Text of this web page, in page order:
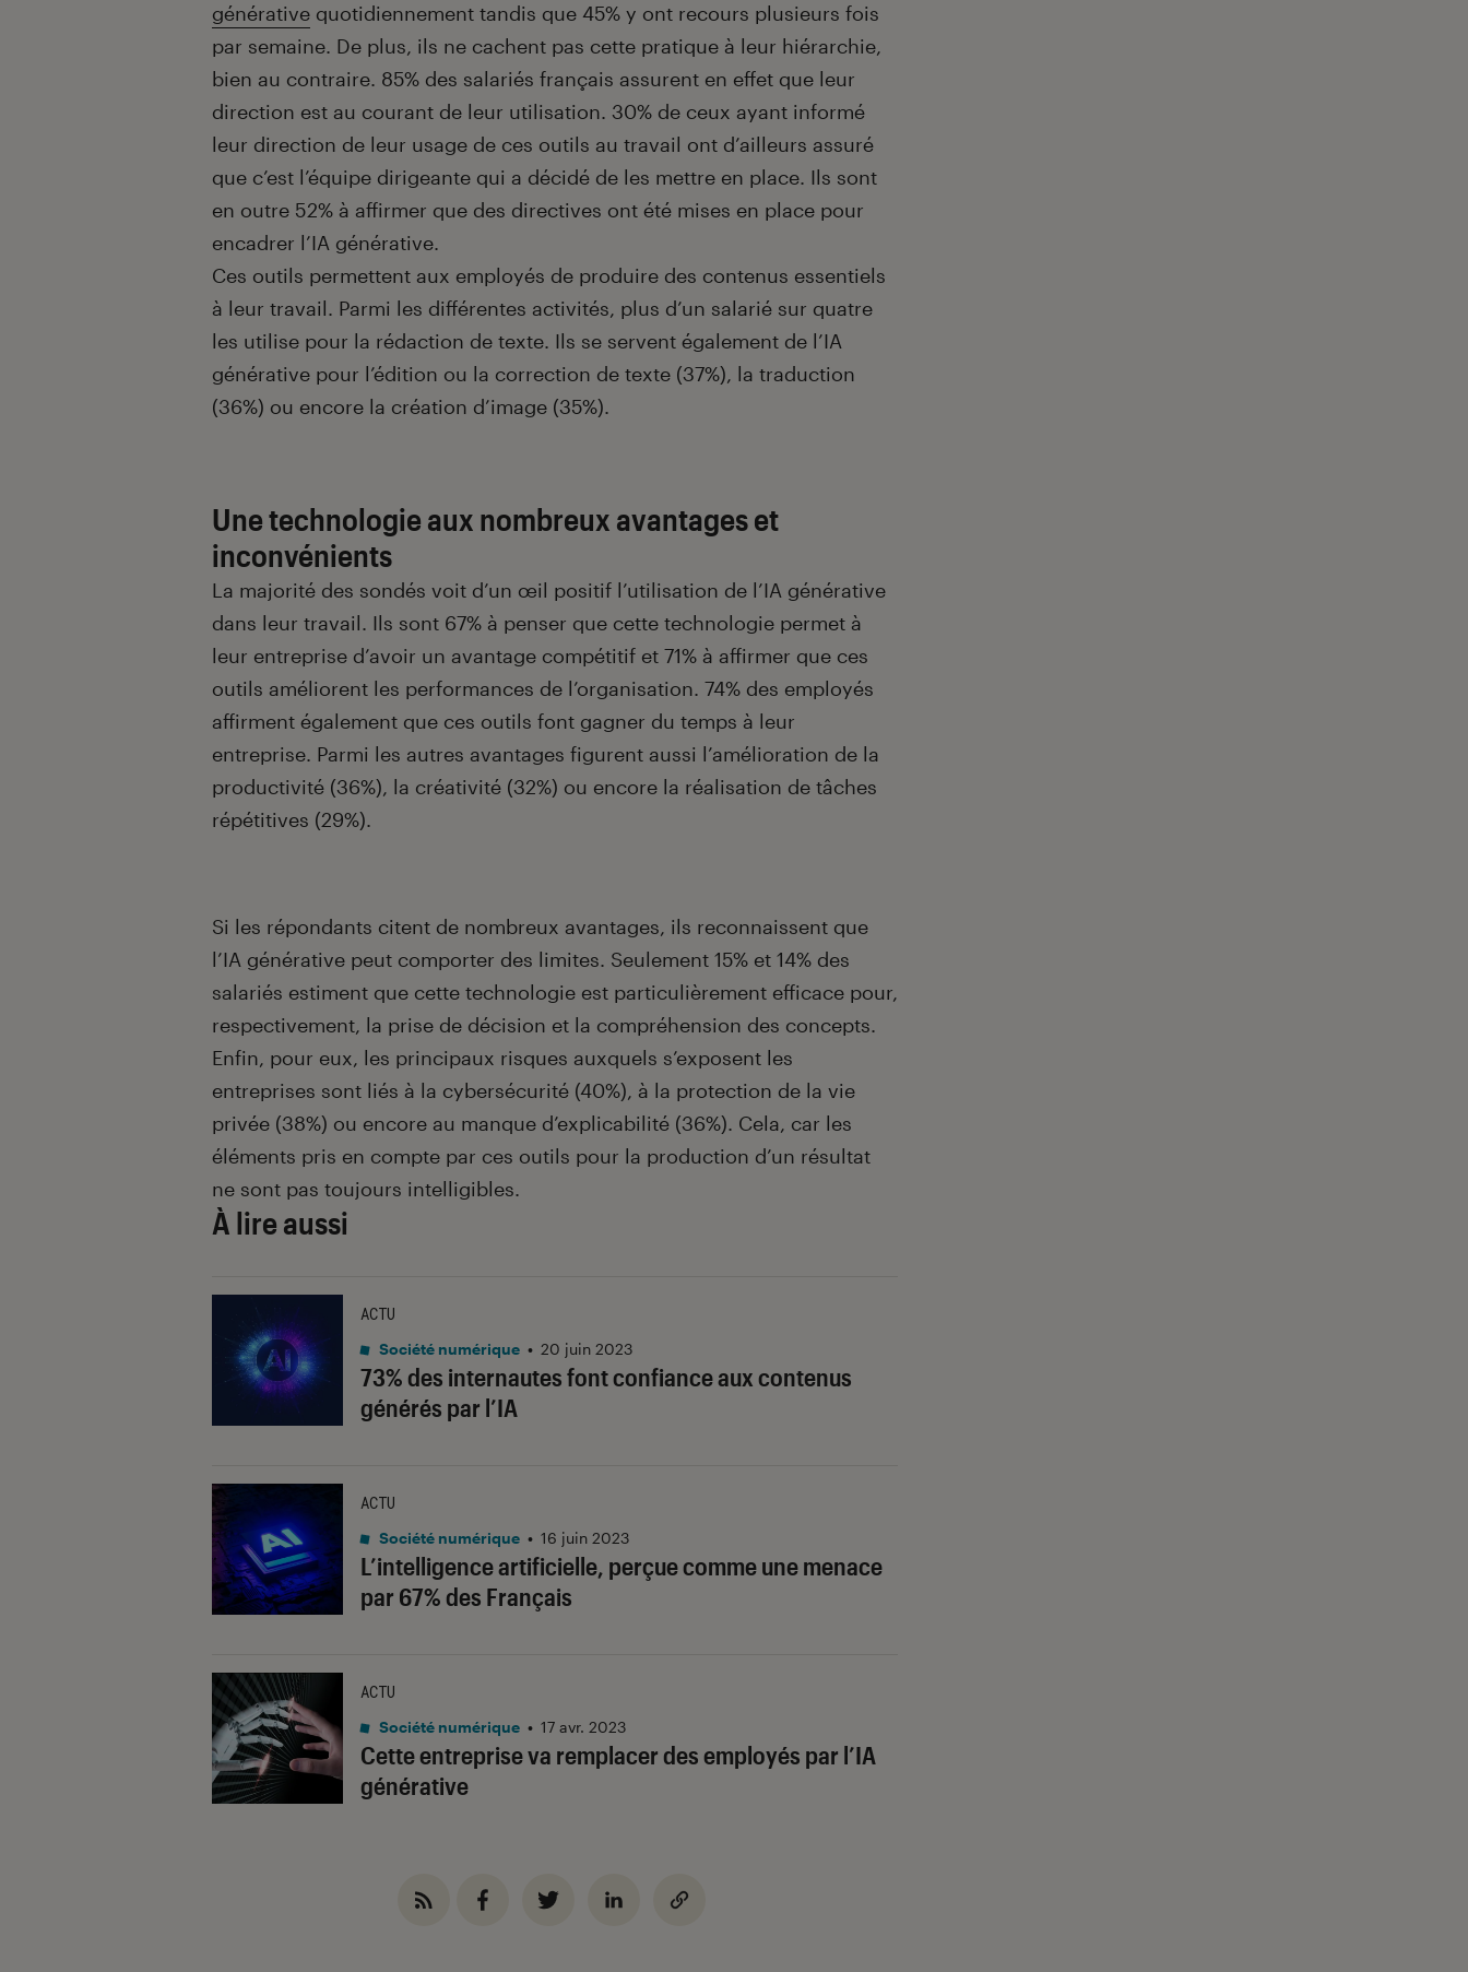
générative quotidiennement tandis que 45% y ont recours plusieurs fois
par semaine. De plus, ils ne cachent pas cette pratique à leur hiérarchie,
bien au contraire. 85% des salariés français assurent en effet que leur
direction est au courant de leur utilisation. 30% de ceux ayant informé
leur direction de leur usage de ces outils au travail ont d’ailleurs assuré
que c’est l’équipe dirigeante qui a décidé de les mettre en place. Ils sont
en outre 52% à affirmer que des directives ont été mises en place pour
encadrer l’IA générative.
Ces outils permettent aux employés de produire des contenus essentiels
à leur travail. Parmi les différentes activités, plus d’un salarié sur quatre
les utilise pour la rédaction de texte. Ils se servent également de l’IA
générative pour l’édition ou la correction de texte (37%), la traduction
(36%) ou encore la création d’image (35%).
Une technologie aux nombreux avantages et
inconvénients
La majorité des sondés voit d’un œil positif l’utilisation de l’IA générative
dans leur travail. Ils sont 67% à penser que cette technologie permet à
leur entreprise d’avoir un avantage compétitif et 71% à affirmer que ces
outils améliorent les performances de l’organisation. 74% des employés
affirment également que ces outils font gagner du temps à leur
entreprise. Parmi les autres avantages figurent aussi l’amélioration de la
productivité (36%), la créativité (32%) ou encore la réalisation de tâches
répétitives (29%).
Si les répondants citent de nombreux avantages, ils reconnaissent que
l’IA générative peut comporter des limites. Seulement 15% et 14% des
salariés estiment que cette technologie est particulièrement efficace pour,
respectivement, la prise de décision et la compréhension des concepts.
Enfin, pour eux, les principaux risques auxquels s’exposent les
entreprises sont liés à la cybersécurité (40%), à la protection de la vie
privée (38%) ou encore au manque d’explicabilité (36%). Cela, car les
éléments pris en compte par ces outils pour la production d’un résultat
ne sont pas toujours intelligibles.
À lire aussi
73% des internautes font confiance aux contenus
générés par l’IA
ACTU
Société numérique • 20 juin 2023
L’intelligence artificielle, perçue comme une menace
par 67% des Français
ACTU
Société numérique • 16 juin 2023
Cette entreprise va remplacer des employés par l’IA
générative
ACTU
Société numérique • 17 avr. 2023